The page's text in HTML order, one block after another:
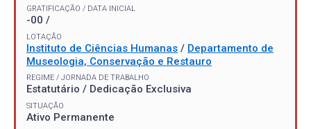
GRATIFICAÇÃO / DATA INICIAL
-00 /
LOTAÇÃO
Instituto de Ciências Humanas / Departamento de
Museologia, Conservação e Restauro
REGIME / JORNADA DE TRABALHO
Estatutário / Dedicação Exclusiva
SITUAÇÃO
Ativo Permanente